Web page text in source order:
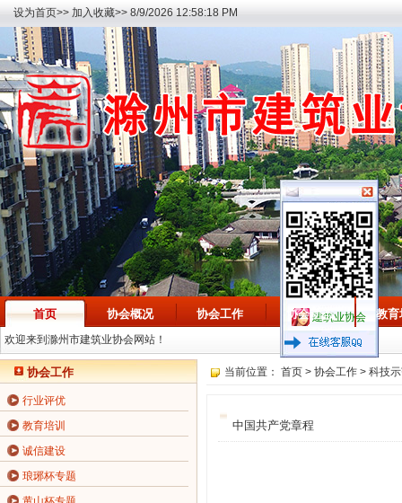
设为首页>> 加入收藏>> 8/9/2026 12:58:18 PM
首页
欢迎来到滁州市建筑业协会网站！
协会概况 协会工作 协会动态 教育
协会工作
行业评优
教育培训
诚信建设
琅琊杯专题
当前位置： 首页 > 协会工作 > 科技
中国共产党章程
建筑业协会